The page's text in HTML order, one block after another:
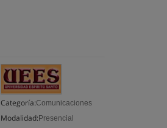
Categoría:Comunicaciones
Modalidad: Presencial